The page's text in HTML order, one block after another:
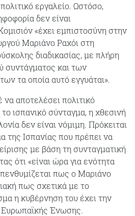
εργαλείο. Ωστόσο,
δεν είναι
«έχει εμπιστοσύνη στην
Μαριάνο Ραχόι στη
διαδικασίας, με πλήρη
συντάγματος και των
τα οποία αυτό εγγυάται».
αποτελέσει πολιτικό
ισπανικό σύνταγμα, η χθεσινή
δεν είναι νόμιμη. Πρόκειται
της Ισπανίας που πρέπει να
με βάση τη συνταγματική
ότι «είναι ώρα για ενότητα
πως ο Μαριάνο
πως σχετικά με το
η κυβέρνηση του έχει την
Ευρωπαϊκής Ένωσης.